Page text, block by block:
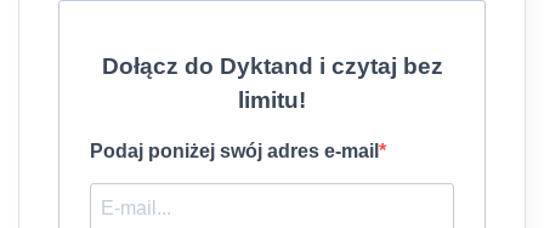
Dołącz do Dyktand i czytaj bez
limitu!
Podaj poniżej swój adres e-mail